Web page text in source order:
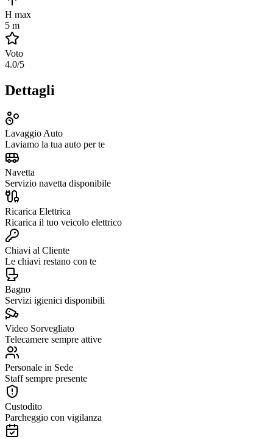
H max
5 m
Voto
4.0/5
Dettagli
Lavaggio Auto
Laviamo la tua auto per te
Navetta
Servizio navetta disponibile
Ricarica Elettrica
Ricarica il tuo veicolo elettrico
Chiavi al Cliente
Le chiavi restano con te
Bagno
Servizi igienici disponibili
Video Sorvegliato
Telecamere sempre attive
Personale in Sede
Staff sempre presente
Custodito
Parcheggio con vigilanza